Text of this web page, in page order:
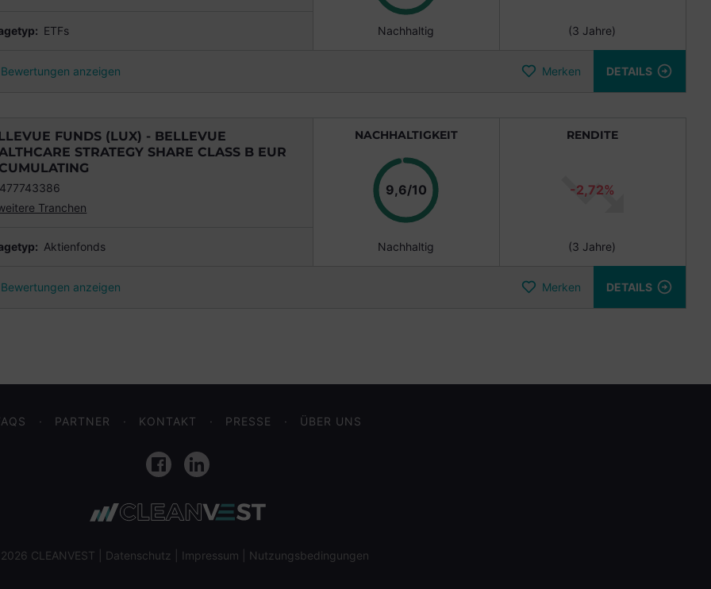
ETFs Nachhaltig (3 Jahre)
Bewertungen anzeigen Merken DETAILS
FUNDS (LUX) - BELLEVUE
STRATEGY SHARE CLASS B EUR
Tranchen
Aktienfonds
NACHHALTIGKEIT
9,6/10Punkte
Nachhaltig
RENDITE
-2,72%
(3 Jahre)
Bewertungen anzeigen Merken DETAILS
PARTNER KONTAKT PRESSE ÜBER UNS
FacebookLinkedIn
CLEANVEST | Datenschutz Impressum Nutzungsbedingungen